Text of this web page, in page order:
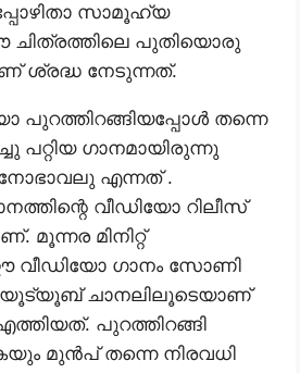
സാമൂഹ്യ
ചിത്രത്തിലെ പുതിയൊരു
ശ്രദ്ധ നേടുന്നത്.
പുറത്തിറങ്ങിയപ്പോൾ തന്നെ
പറ്റിയ ഗാനമായിരുന്നു
എന്നത് .
വീഡിയോ റിലീസ്
മൂന്നര മിനിറ്റ്
ഗാനം സോണി
ചാനലിലൂടെയാണ്
പുറത്തിറങ്ങി
മുൻപ് തന്നെ നിരവധി